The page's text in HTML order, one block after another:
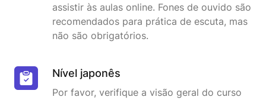
assistir às aulas online. Fones de ouvido são
recomendados para prática de escuta, mas
não são obrigatórios.
Nível japonês
Por favor, verifique a visão geral do curso